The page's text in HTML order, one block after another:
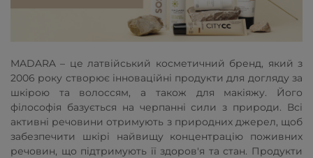
MADARA – це латвійський косметичний бренд, який з
2006 року створює інноваційні продукти для догляду за
шкірою та волоссям, а також для макіяжу. Його
філософія базується на черпанні сили з природи. Всі
активні речовини отримують з природних джерел, щоб
забезпечити шкірі найвищу концентрацію поживних
речовин, що підтримують її здоров'я та стан. Продукти